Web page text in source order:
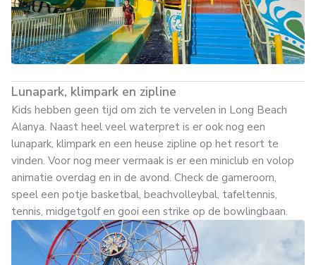
Lunapark, klimpark en zipline
Kids hebben geen tijd om zich te vervelen in Long Beach
Alanya. Naast heel veel waterpret is er ook nog een
lunapark, klimpark en een heuse zipline op het resort te
vinden. Voor nog meer vermaak is er een miniclub en volop
animatie overdag en in de avond. Check de gameroom,
speel een potje basketbal, beachvolleybal, tafeltennis,
tennis, midgetgolf en gooi een strike op de bowlingbaan.